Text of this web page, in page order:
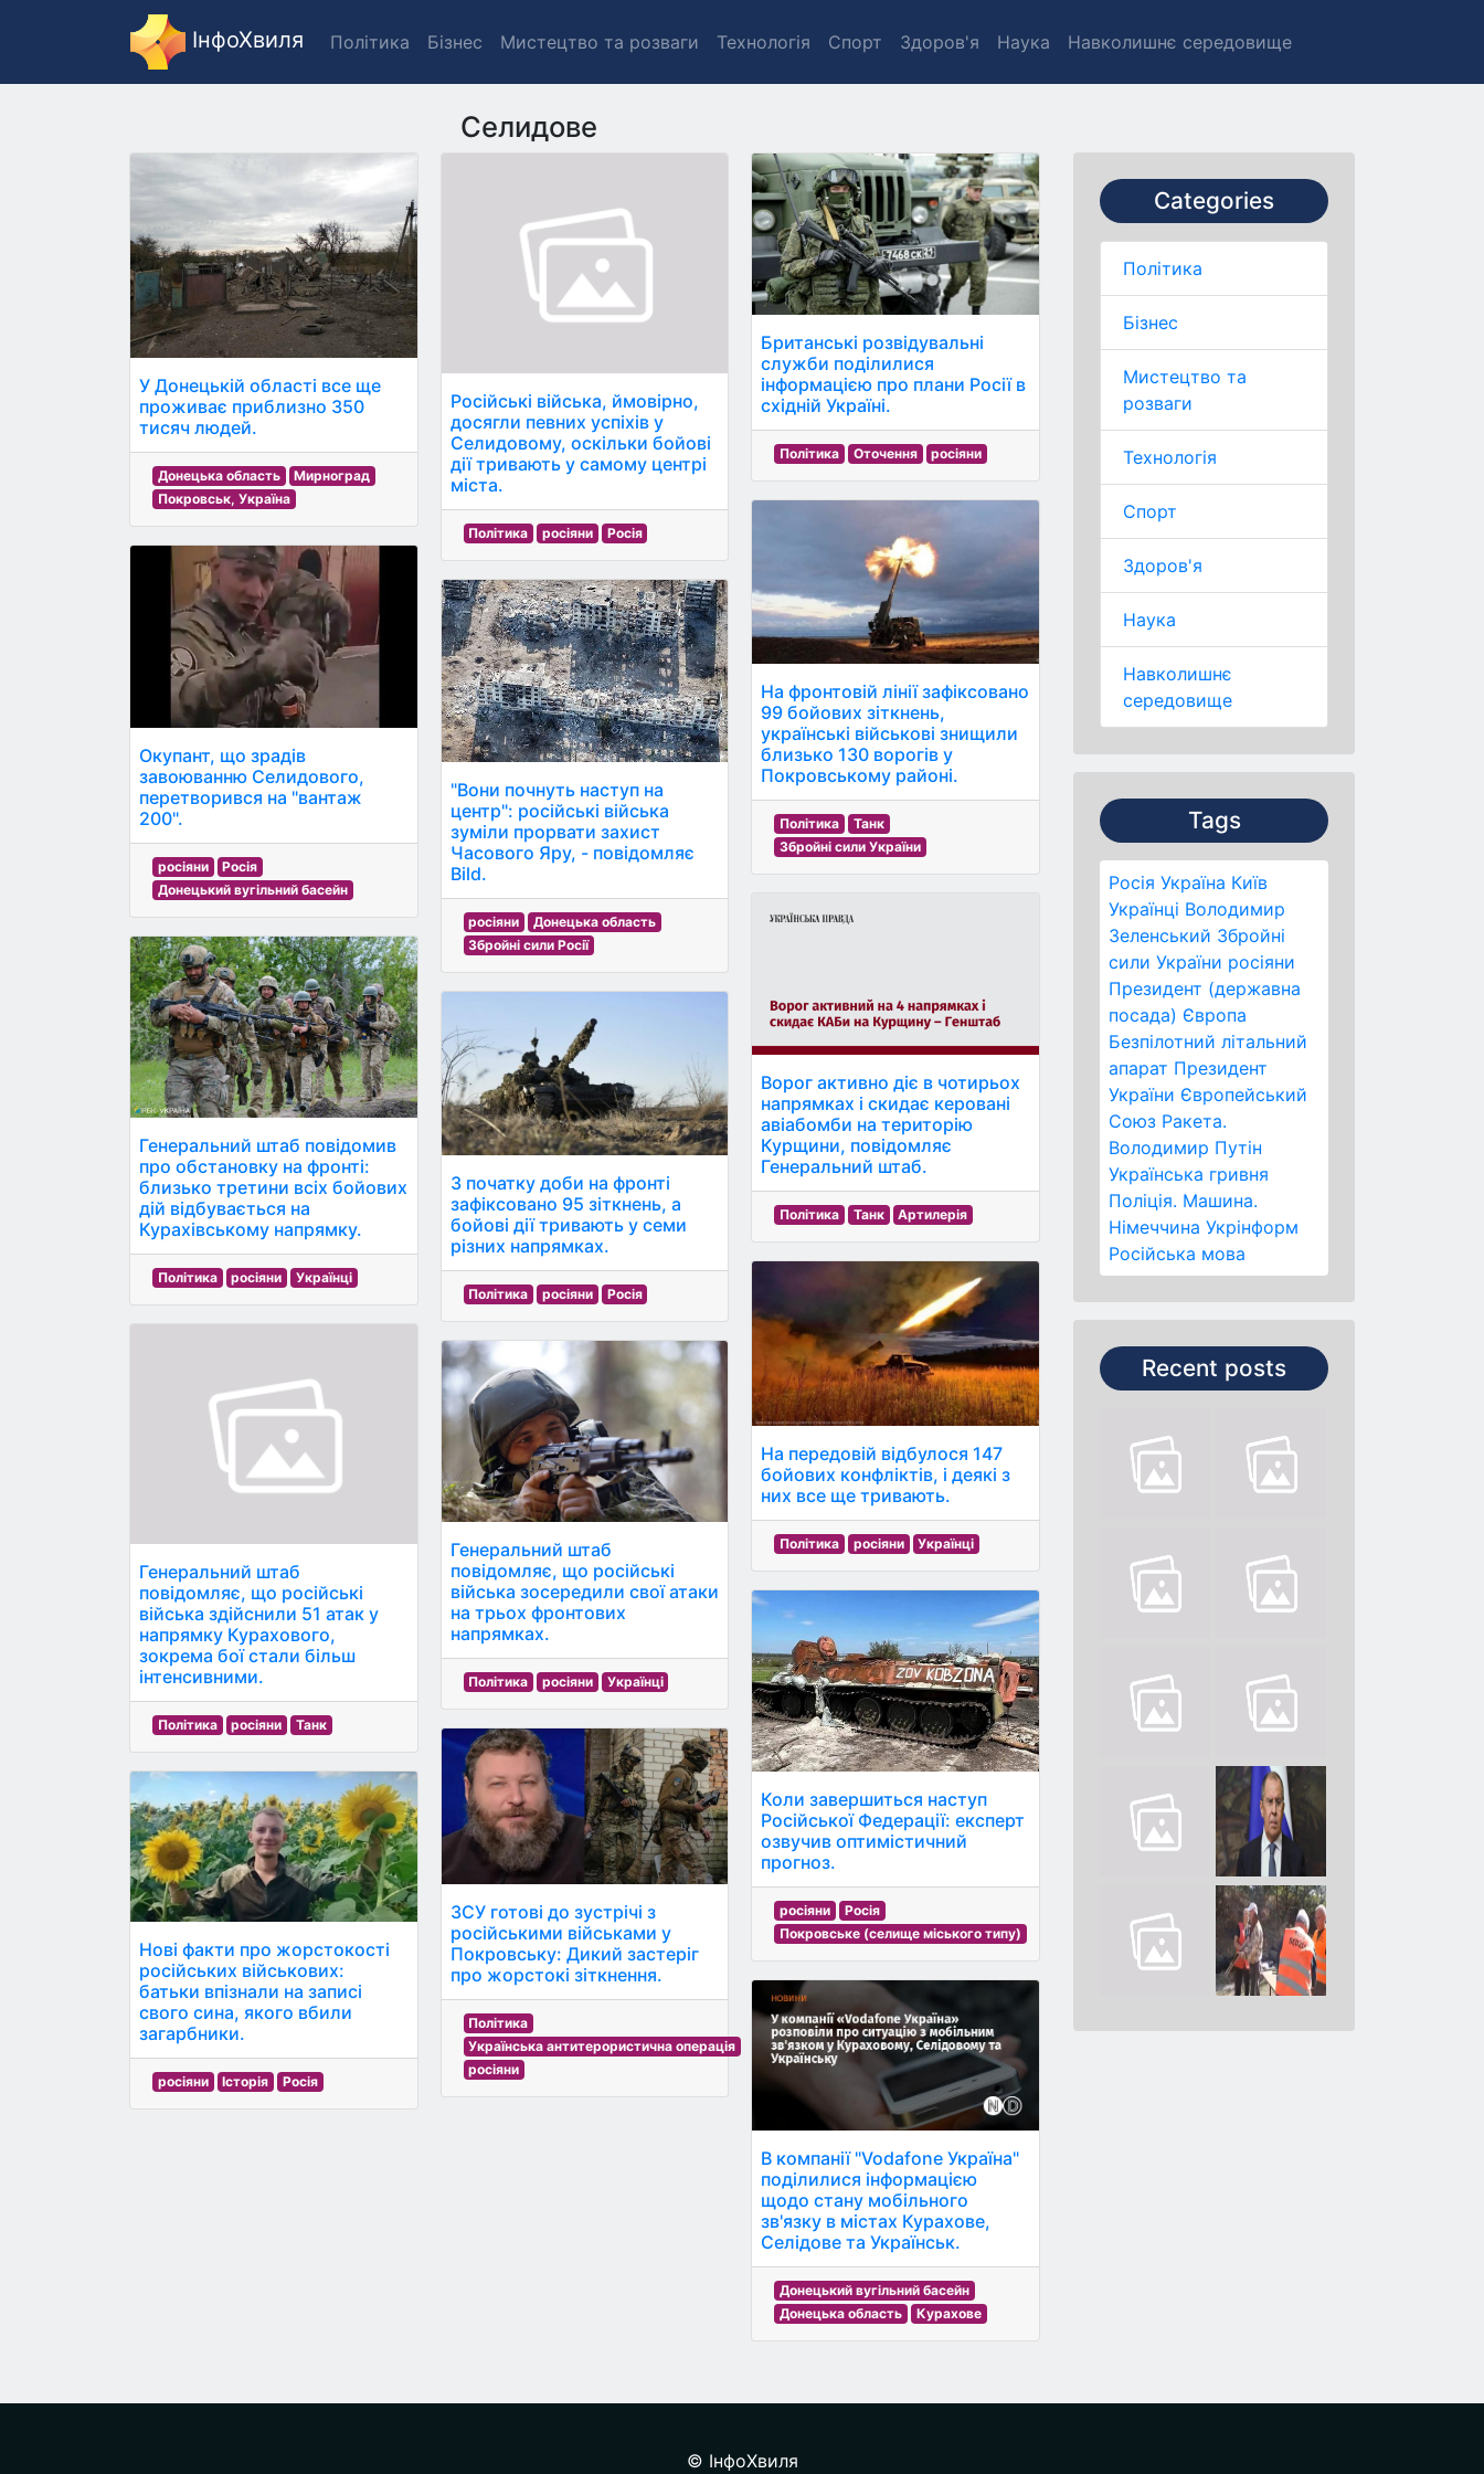
ІнфоХвиля Політика Бізнес Мистецтво та розваги Технологія Спорт Здоров'я Наука Навколишнє середовище
Селидове
Categories
Політика
Бізнес
Мистецтво та
розваги
Технологія
Спорт
Здоров'я
Наука
Навколишнє
середовище
Tags
Росія Україна Київ
Українці Володимир
Зеленський Збройні
сили України росіяни
Президент (державна
посада) Європа
Безпілотний літальний
апарат Президент
України Європейський
Союз Ракета.
Володимир Путін
Українська гривня
Поліція. Машина.
Німеччина Укрінформ
Російська мова
Recent posts
У Донецькій області все ще
проживає приблизно 350
тисяч людей.
Донецька область
Мирноград
Покровськ, Україна
Окупант, що зрадів
завоюванню Селидового,
перетворився на "вантаж
200".
росіяни
Росія
Донецький вугільний басейн
Генеральний штаб повідомив
про обстановку на фронті:
близько третини всіх бойових
дій відбувається на
Курахівському напрямку.
Політика росіяни Українці
Генеральний штаб
повідомляє, що російські
війська здійснили 51 атак у
напрямку Курахового,
зокрема бої стали більш
інтенсивними.
Політика росіяни Танк
Нові факти про жорстокості
російських військових:
батьки впізнали на записі
свого сина, якого вбили
загарбники.
росіяни Історія Росія
Російські війська, ймовірно,
досягли певних успіхів у
Селидовому, оскільки бойові
дії тривають у самому центрі
міста.
Політика росіяни Росія
"Вони почнуть наступ на
центр": російські війська
зуміли прорвати захист
Часового Яру, - повідомляє
Bild.
росіяни
Донецька область
Збройні сили Росії
З початку доби на фронті
зафіксовано 95 зіткнень, а
бойові дії тривають у семи
різних напрямках.
Політика росіяни Росія
Генеральний штаб
повідомляє, що російські
війська зосередили свої атаки
на трьох фронтових
напрямках.
Політика росіяни Українці
ЗСУ готові до зустрічі з
російськими військами у
Покровську: Дикий застеріг
про жорстокі зіткнення.
Політика
Українська антитерористична операція
росіяни
Британські розвідувальні
служби поділилися
інформацією про плани Росії в
східній Україні.
Політика Оточення росіяни
На фронтовій лінії зафіксовано
99 бойових зіткнень,
українські військові знищили
близько 130 ворогів у
Покровському районі.
Політика
Танк
Збройні сили України
Ворог активно діє в чотирьох
напрямках і скидає керовані
авіабомби на територію
Курщини, повідомляє
Генеральний штаб.
Політика Танк Артилерія
На передовій відбулося 147
бойових конфліктів, і деякі з
них все ще тривають.
Політика росіяни Українці
Коли завершиться наступ
Російської Федерації: експерт
озвучив оптимістичний
прогноз.
росіяни
Росія
Покровське (селище міського типу)
В компанії "Vodafone Україна"
поділилися інформацією
щодо стану мобільного
зв'язку в містах Курахове,
Селідове та Українськ.
Донецький вугільний басейн
Донецька область
Курахове
© ІнфоХвиля